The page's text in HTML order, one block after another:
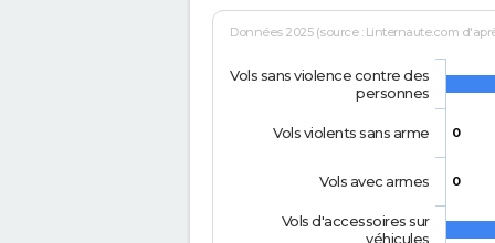
Données 2025 (source : Linternaute.com
0
0
Vols sans violence contre des
personnes
Vols violents sans arme
Vols avec armes
Vols d'accessoires sur
véhicules